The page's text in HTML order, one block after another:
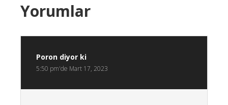
Yorumlar
Poron diyor ki
5:50 pm'de Mart 17, 2023